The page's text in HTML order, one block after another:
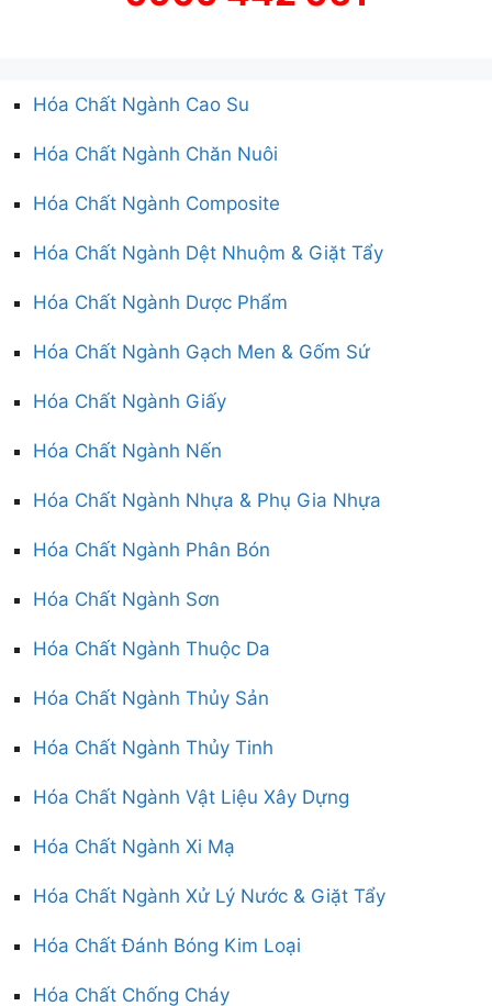
Hóa Chất Ngành Cao Su
Hóa Chất Ngành Chăn Nuôi
Hóa Chất Ngành Composite
Hóa Chất Ngành Dệt Nhuộm & Giặt Tẩy
Hóa Chất Ngành Dược Phẩm
Hóa Chất Ngành Gạch Men & Gốm Sứ
Hóa Chất Ngành Giấy
Hóa Chất Ngành Nến
Hóa Chất Ngành Nhựa & Phụ Gia Nhựa
Hóa Chất Ngành Phân Bón
Hóa Chất Ngành Sơn
Hóa Chất Ngành Thuộc Da
Hóa Chất Ngành Thủy Sản
Hóa Chất Ngành Thủy Tinh
Hóa Chất Ngành Vật Liệu Xây Dựng
Hóa Chất Ngành Xi Mạ
Hóa Chất Ngành Xử Lý Nước & Giặt Tẩy
Hóa Chất Đánh Bóng Kim Loại
Hóa Chất Chống Cháy